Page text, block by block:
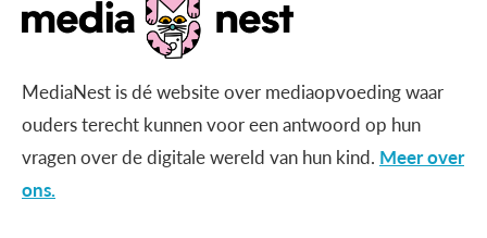
MediaNest is dé website over mediaopvoeding waar
ouders terecht kunnen voor een antwoord op hun
vragen over de digitale wereld van hun kind. Meer over
ons.